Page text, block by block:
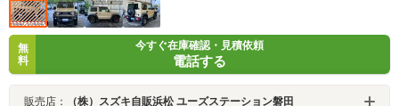
無
料
今すぐ在庫確認・見積依頼
電話する
販売店： （株）スズキ自販浜松 ユーズステーション磐田